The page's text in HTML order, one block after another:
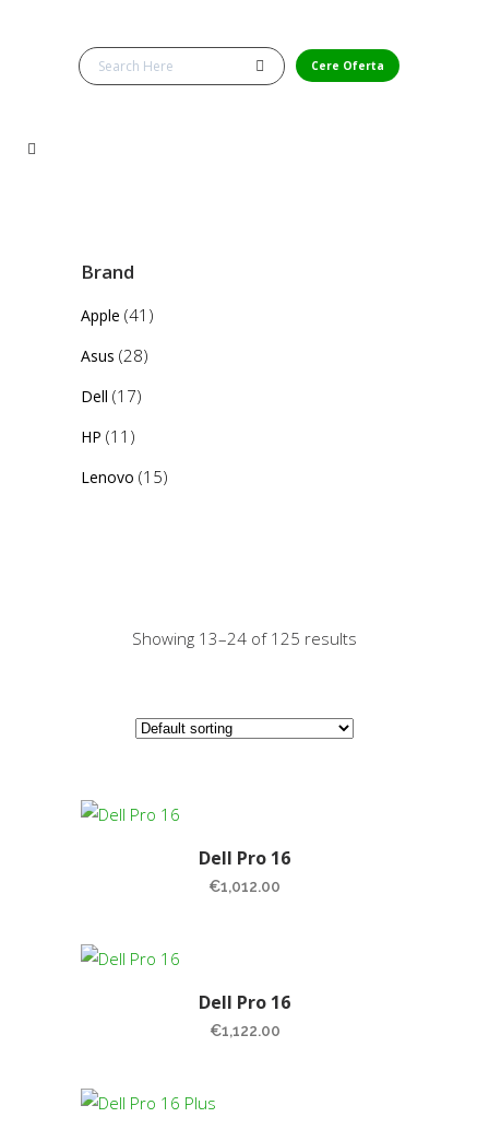
Cere Oferta
Brand
Apple (41)
Asus (28)
Dell (17)
HP (11)
Lenovo (15)
Showing 13–24 of 125 results
Dell Pro 16
€1,012.00
Dell Pro 16
€1,122.00